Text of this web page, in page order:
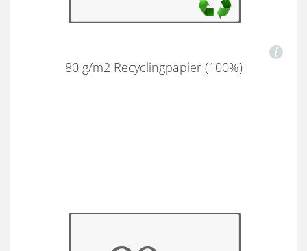
80 g/m2 Recyclingpapier (100%)